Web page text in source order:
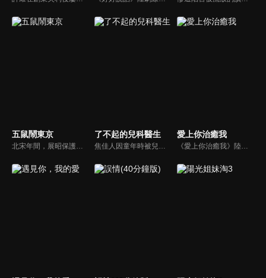
五鼠鬧東京
北宋年間，展昭保護包拯有功被宋仁宗封為「御貓」，太師龐吉嫉妒包拯，派人到險空島挑撥五鼠，五鼠決定到東京去和展昭比一比武藝，途中，他們遇到了太師的兒子龐昱，他在陳州奸淫擄掠、無惡不作，五鼠出於公義殺了龐昱，而太師得知之後，決心為兒子報仇，因此再設計陷害五鼠和包拯。
了不起的兒科醫生
焦佳人因童年時被兒科醫生谷立峯救過一命，從此立下當兒科醫生的畢生志願。長大後順利進入精英雲集的童馨醫院，焦佳人和並肩作戰的同事鄧子昂、谷佳人、王航等經歷了重重的考驗，不僅要在臨牀一線與病魔做鬥爭，還要面對生活中的種種困境。最後，他們迎來了更美好的未來，也完成了自身的成長與昇華。
愛上你治癒我
《愛上你治癒我》陸劇線上看。顏書仁在讀博期間，與學妹孫樹相戀。後因雙方家庭變故，兩人分手。多年後重逢，書仁本想修復關係，起初孫樹反應冷淡，後來書仁意外得知母親8年前因車禍去世，陷入嚴重自責甚至對自己的職業成就產生了懷疑，在孫樹的努力下，顏書仁逐漸康復，兩人決定重回日本留學地…